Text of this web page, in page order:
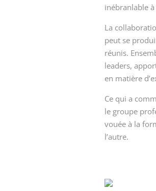
inébranlable
La
peut se
réunis.
leaders,
en matière
Ce qui a
le groupe
vouée à la
l’autre.